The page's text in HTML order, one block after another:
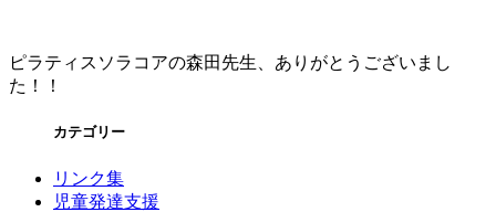
ピラティスソラコアの森田先生、ありがとうございまし
た！！
カテゴリー
リンク集
児童発達支援